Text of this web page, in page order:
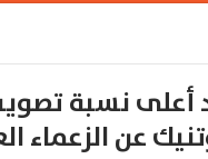
أعلى نسبة
عن الزعماء